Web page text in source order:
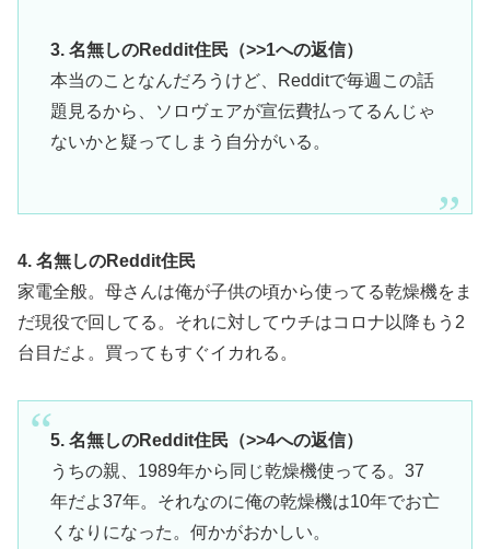
3. 名無しのReddit住民（>>1への返信）
本当のことなんだろうけど、Redditで毎週この話
題見るから、ソロヴェアが宣伝費払ってるんじゃ
ないかと疑ってしまう自分がいる。
4. 名無しのReddit住民
家電全般。母さんは俺が子供の頃から使ってる乾燥機をま
だ現役で回してる。それに対してウチはコロナ以降もう2
台目だよ。買ってもすぐイカれる。
5. 名無しのReddit住民（>>4への返信）
うちの親、1989年から同じ乾燥機使ってる。37
年だよ37年。それなのに俺の乾燥機は10年でお亡
くなりになった。何かがおかしい。